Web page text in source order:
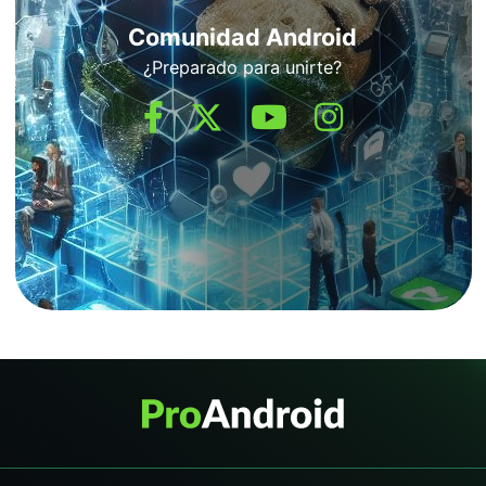
Comunidad Android
¿Preparado para unirte?